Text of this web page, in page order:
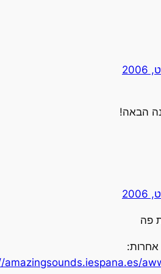
הבאה!
פה
אחרות:
amazingsounds.iespana.es/